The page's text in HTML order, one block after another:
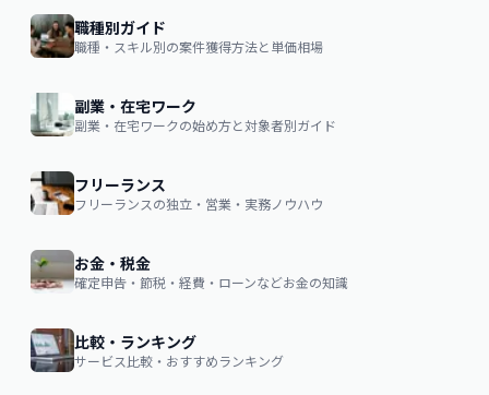
職種別ガイド
職種・スキル別の案件獲得方法と単価相場
副業・在宅ワーク
副業・在宅ワークの始め方と対象者別ガイド
フリーランス
フリーランスの独立・営業・実務ノウハウ
お金・税金
確定申告・節税・経費・ローンなどお金の知識
比較・ランキング
サービス比較・おすすめランキング